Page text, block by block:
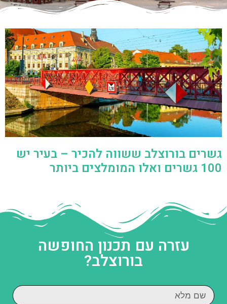
גשרים בורוצלב ששווה להכיר – בעיר יש
100 גשרים ואלו המומלצים ביותר
עזרה עם תכנון החופשה
בורוצלב?